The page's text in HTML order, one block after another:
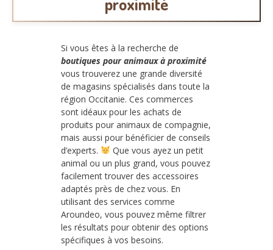
Si vous êtes à la recherche de
boutiques pour animaux à proximité
vous trouverez une grande diversité
de magasins spécialisés dans toute la
région Occitanie. Ces commerces
sont idéaux pour les achats de
produits pour animaux de compagnie,
mais aussi pour bénéficier de conseils
d’experts.
Que vous ayez un petit
animal ou un plus grand, vous pouvez
facilement trouver des accessoires
adaptés près de chez vous. En
utilisant des services comme
Aroundeo, vous pouvez même filtrer
les résultats pour obtenir des options
spécifiques à vos besoins.